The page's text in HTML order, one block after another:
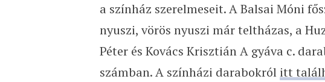
a színház szerelmeseit. A Balsai Móni
nyuszi, vörös nyuszi már teltházas, a
Péter és Kovács Krisztián A gyáva c.
számban. A színházi darabokról itt